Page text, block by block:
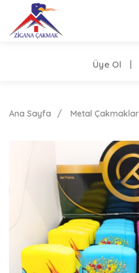
Üye Ol
Ana Sayfa Metal Çakmaklar